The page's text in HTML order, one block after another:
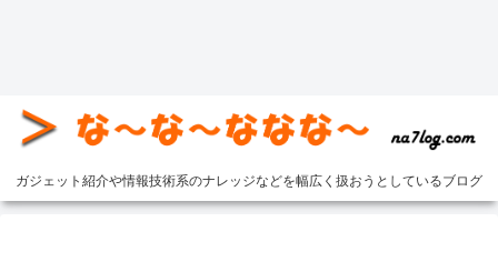
ガジェット紹介や情報技術系のナレッジなどを幅広く扱おうとしているブログ